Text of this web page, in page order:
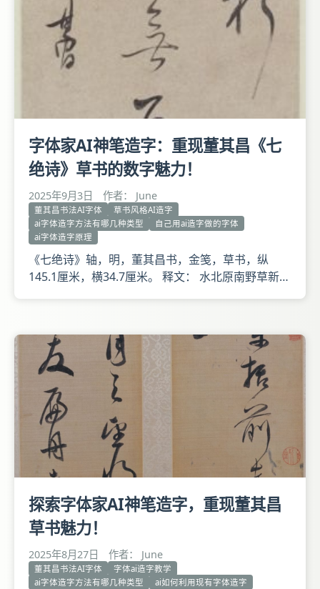
字体家AI神笔造字：重现董其昌《七
绝诗》草书的数字魅力！
2025年9月3日 作者： June
董其昌书法AI字体
草书风格AI造字
ai字体造字方法有哪几种类型
自己用ai造字做的字体
ai字体造字原理
《七绝诗》轴，明，董其昌书，金笺，草书，纵
145.1厘米，横34.7厘米。 释文： 水北原南野草新，
幅书唐张籍《与贾岛闲游》七言诗，文字与原诗作有
出入。此幅诗轴未署
探索字体家AI神笔造字，重现董其昌
草书魅力！
2025年8月27日 作者： June
董其昌书法AI字体
字体ai造字教学
ai字体造字方法有哪几种类型
ai如何利用现有字体造字